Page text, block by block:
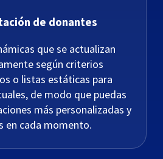
de donantes
que se actualizan
según criterios
o listas estáticas para
de modo que puedas
más personalizadas y
en cada momento.